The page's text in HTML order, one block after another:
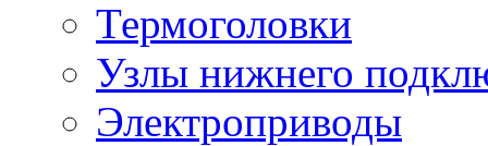
Термоголовки
Узлы нижнего
Электроприводы